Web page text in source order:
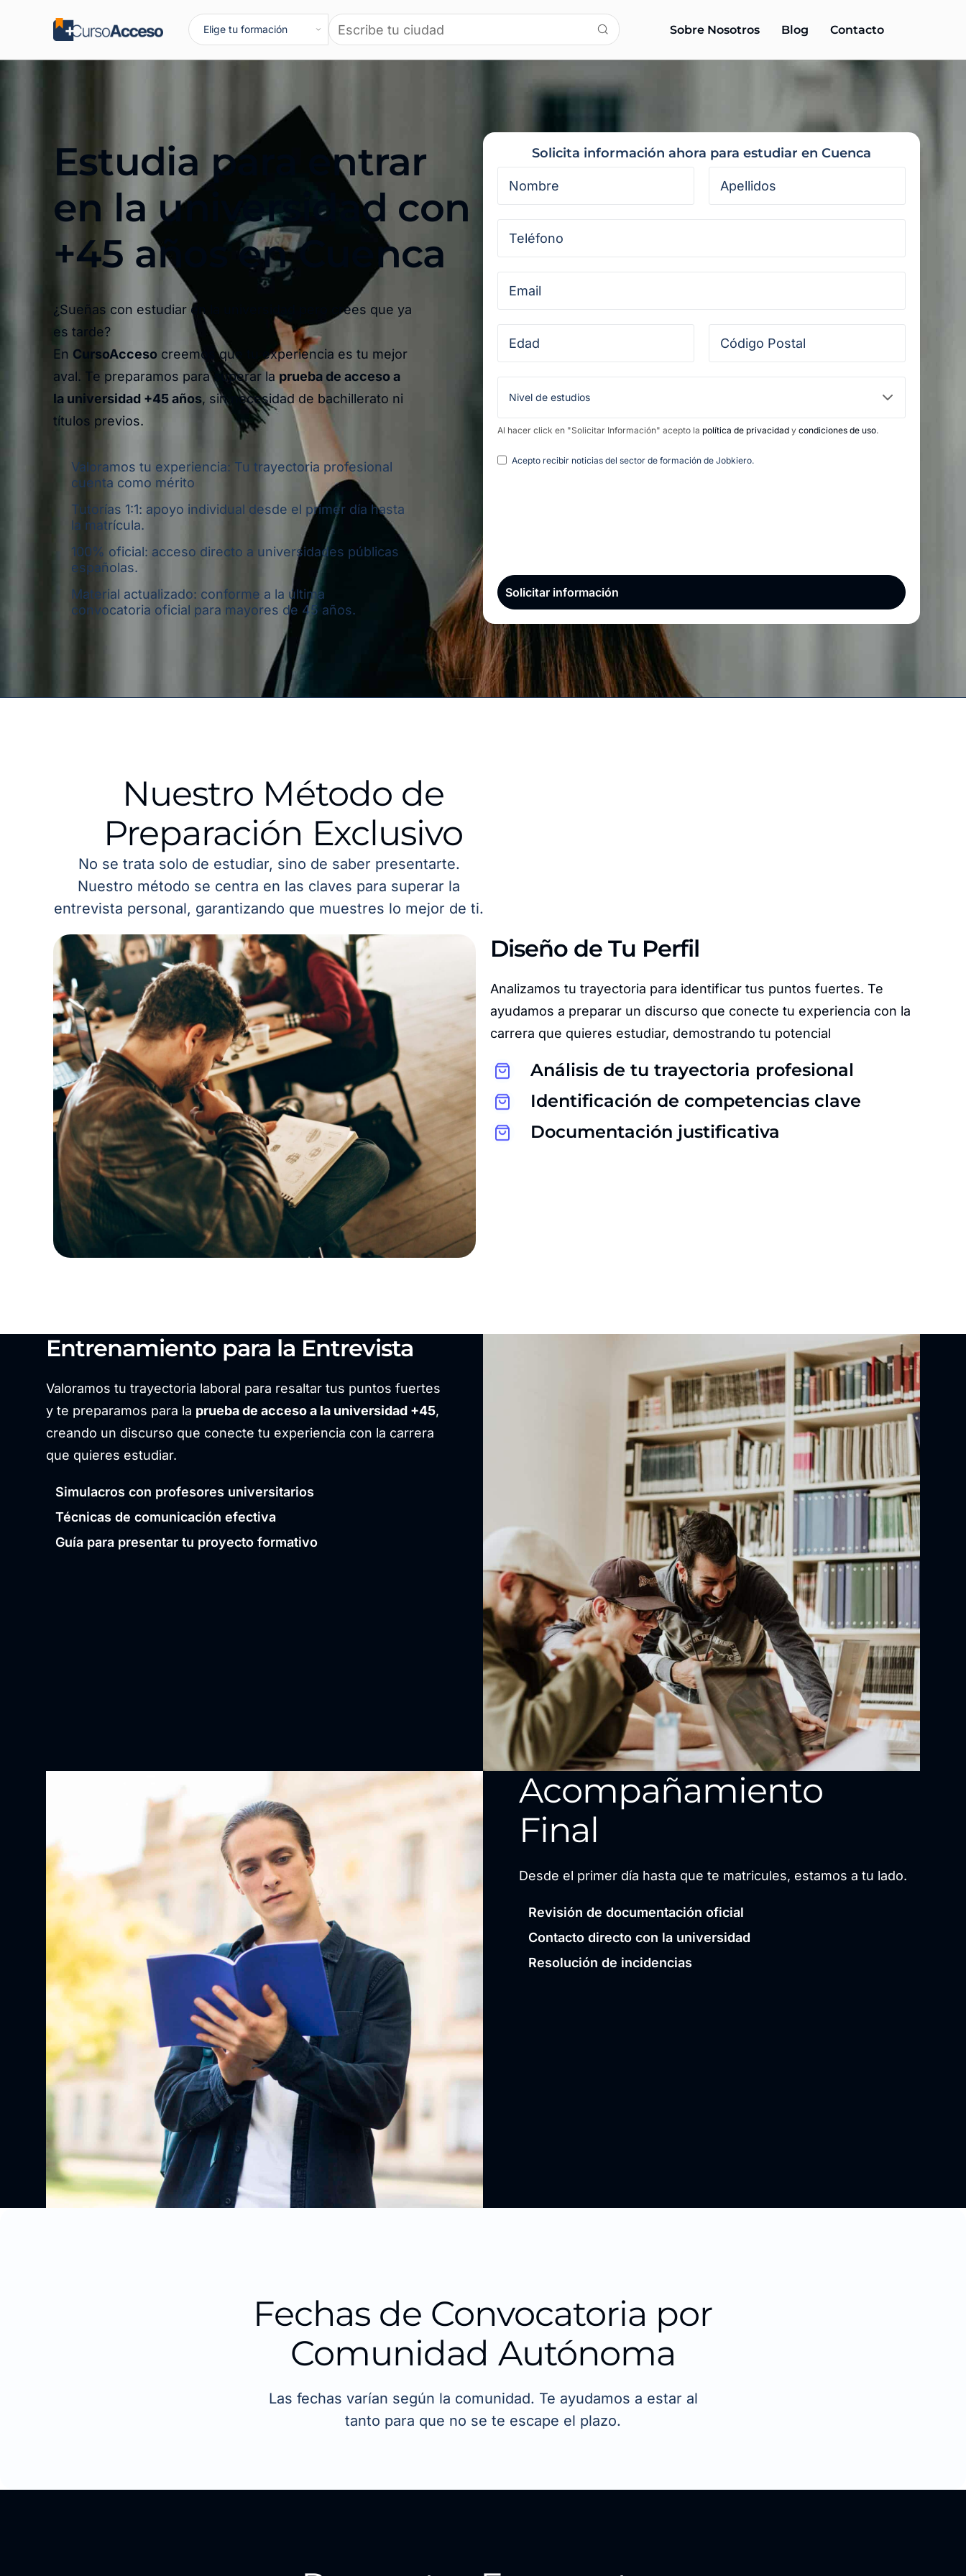
Sobre Nosotros Blog Contacto
Estudia para entrar
en la universidad con
+45 años en Cuenca​
¿Sueñas con estudiar en la universidad pero crees que ya
es tarde?
En CursoAcceso creemos que tu experiencia es tu mejor
aval. Te preparamos para superar la prueba de acceso a
la universidad +45 años, sin necesidad de bachillerato ni
títulos previos.
Valoramos tu experiencia: Tu trayectoria profesional
cuenta como mérito
Tutorías 1:1: apoyo individual desde el primer día hasta
la matrícula.
100% oficial: acceso directo a universidades públicas
españolas.
Material actualizado: conforme a la última
convocatoria oficial para mayores de 45 años.
Solicita información ahora para estudiar en Cuenca
Al hacer click en "Solicitar Información" acepto la política de privacidad y condiciones de uso.
Acepto recibir noticias del sector de formación de Jobkiero.
Nuestro Método de
Preparación Exclusivo
No se trata solo de estudiar, sino de saber presentarte.
Nuestro método se centra en las claves para superar la
entrevista personal, garantizando que muestres lo mejor de ti.
Diseño de Tu Perfil
Analizamos tu trayectoria para identificar tus puntos fuertes. Te
ayudamos a preparar un discurso que conecte tu experiencia con la
carrera que quieres estudiar, demostrando tu potencial
Análisis de tu trayectoria profesional
Identificación de competencias clave
Documentación justificativa
Entrenamiento para la Entrevista
Valoramos tu trayectoria laboral para resaltar tus puntos fuertes
y te preparamos para la prueba de acceso a la universidad +45,
creando un discurso que conecte tu experiencia con la carrera
que quieres estudiar.
Simulacros con profesores universitarios
Técnicas de comunicación efectiva
Guía para presentar tu proyecto formativo
Acompañamiento
Final
Desde el primer día hasta que te matricules, estamos a tu lado.
Revisión de documentación oficial
Contacto directo con la universidad
Resolución de incidencias
Fechas de Convocatoria por
Comunidad Autónoma
Las fechas varían según la comunidad. Te ayudamos a estar al
tanto para que no se te escape el plazo.